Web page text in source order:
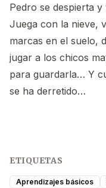
Pedro se despierta
Juega con la nieve,
marcas en el suelo,
jugar a los chicos
para guardarla… Y
se ha derretido…
ETIQUETAS
Aprendizajes básicos